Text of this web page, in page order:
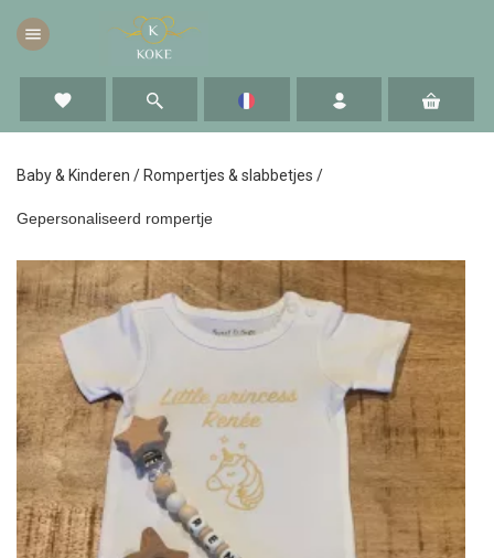
menu
favorite
Baby & Kinderen / Rompertjes & slabbetjes /
Gepersonaliseerd rompertje